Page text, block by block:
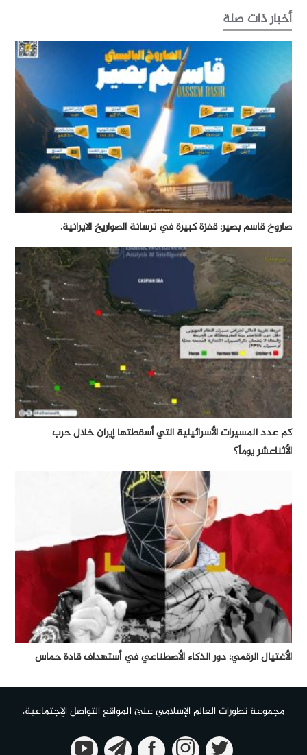
أخبار ذات صلة
صاروخ قاسم بصير: قفزة كبيرة في ترسانة الصواريخ الايرانية.
كم عدد المسيرات الأسرائيلية التي أسقطتها إيران خلال حرب
الأثناعشر يوماً؟
الأغتيال الرقمي: دور الذكاء الأصطناعي في أستهداف قادة حماس
مجموعة تطورات العالم الإسلامي علئ المواقع التواصل الإجتماعية.